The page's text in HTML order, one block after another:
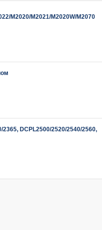
M2020/M2021/M2020W/M2070
DCPL2500/2520/2540/2560,